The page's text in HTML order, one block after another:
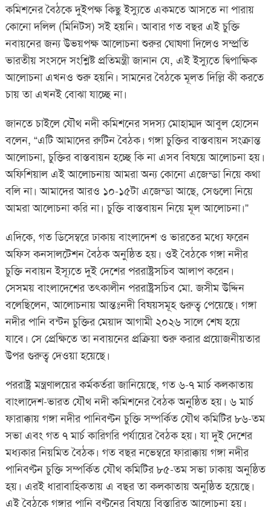
কমিশনের বৈঠকে দুইপক্ষ কিছু ইস্যুতে একমতে আসতে না পারায়
কোনো দলিল (মিনিটস) সই হয়নি। আবার গত বছর এই চুক্তি
নবায়নের জন্য উভয়পক্ষ আলোচনা শুরুর ঘোষণা দিলেও সম্প্রতি
ভারতীয় সংসদে সংশ্লিষ্ট প্রতিমন্ত্রী জানান যে, এই ইস্যুতে দ্বিপাক্ষিক
আলোচনা এখনও শুরু হয়নি। সামনের বৈঠকে মূলত দিল্লি কী করতে
চায় তা এখনই বোঝা যাচ্ছে না।
জানতে চাইলে যৌথ নদী কমিশনের সদস্য মোহাম্মদ আবুল হোসেন
বলেন, “এটি আমাদের রুটিন বৈঠক। গঙ্গা চুক্তির বাস্তবায়ন সংক্রান্ত
আলোচনা, চুক্তির বাস্তবায়ন হচ্ছে কি না এসব বিষয়ে আলোচনা হয়।
অফিশিয়াল এই আলোচনায় আমরা অন্য কোনো এজেন্ডা নিয়ে কথা
বলি না। আমাদের আরও ১০-১৫টা এজেন্ডা আছে, সেগুলো নিয়ে
আমরা আলোচনা করি না। চুক্তি বাস্তবায়ন নিয়ে মূল আলোচনা।”
এদিকে, গত ডিসেম্বরে ঢাকায় বাংলাদেশ ও ভারতের মধ্যে ফরেন
অফিস কনসালটেশন বৈঠক অনুষ্ঠিত হয়। ওই বৈঠকে গঙ্গা নদীর
চুক্তি নবায়ন ইস্যূতে দুই দেশের পররাষ্ট্রসচিব আলাপ করেন।
সেসময় বাংলাদেশের তৎকালীন পররাষ্ট্রসচিব মো. জসীম উদ্দিন
বলেছিলেন, আলোচনায় আন্তঃনদী বিষয়সমূহ গুরুত্ব পেয়েছে। গঙ্গা
নদীর পানি বন্টন চুক্তির মেয়াদ আগামী ২০২৬ সালে শেষ হয়ে
যাবে। সে প্রেক্ষিতে তা নবায়নের প্রক্রিয়া শুরু করার প্রয়োজনীয়তার
উপর গুরুত্ব দেওয়া হয়েছে।
পররাষ্ট্র মন্ত্রণালয়ের কর্মকর্তরা জানিয়েছে, গত ৬-৭ মার্চ কলকাতায়
বাংলাদেশ-ভারত যৌথ নদী কমিশনের বৈঠক অনুষ্ঠিত হয়। ৬ মার্চ
ফারাক্কায় গঙ্গা নদীর পানিবণ্টন চুক্তি সম্পর্কিত যৌথ কমিটির ৮৬-তম
সভা এবং গত ৭ মার্চ কারিগরি পর্যায়ের বৈঠক হয়। যা দুই দেশের
মধ্যকার নিয়মিত বৈঠক। গত বছর নভেম্বরে ফারাক্কায় গঙ্গা নদীর
পানিবণ্টন চুক্তি সম্পর্কিত যৌথ কমিটির ৮৫-তম সভা ঢাকায় অনুষ্ঠিত
হয়। এরই ধারাবাহিকতায় এ বছর তা কলকাতায় অনুষ্ঠিত হয়েছে।
এই বৈঠকে গঙ্গার পানি বণ্টনের বিষয়ে বিস্তারিত আলোচনা হয়।